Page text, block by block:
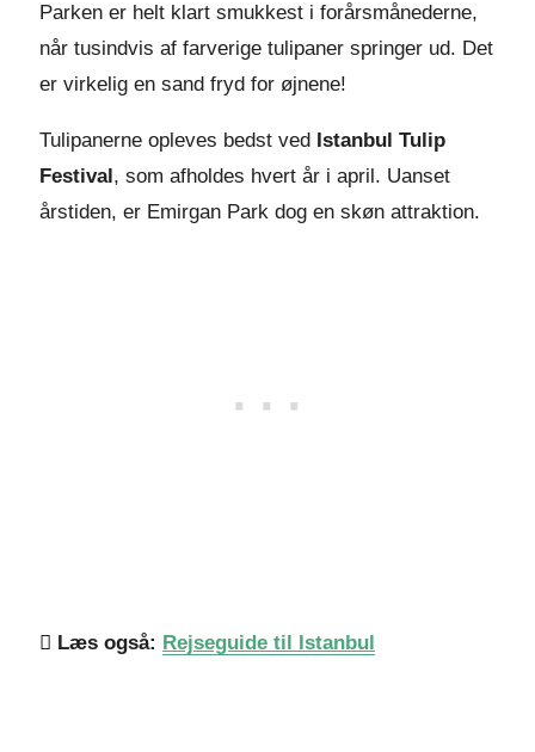
Parken er helt klart smukkest i forårsmånederne,
når tusindvis af farverige tulipaner springer ud. Det
er virkelig en sand fryd for øjnene!
Tulipanerne opleves bedst ved
Istanbul Tulip
Festival , som afholdes hvert år i april. Uanset
årstiden, er Emirgan Park dog en skøn attraktion.
Læs også: Rejseguide til Istanbul